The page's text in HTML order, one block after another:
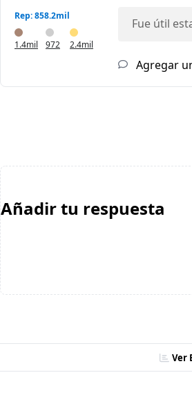
Rep: 858.2mil
1.4mil 972 2.4mil
Fue útil
Agregar
Añadir tu respuesta
Ver